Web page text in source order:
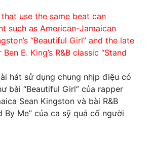
use the same beat can
such as American-Jamaican
“Beautiful Girl” and the late
E. King’s R&B classic “Stand
hát sử dụng chung nhịp điệu có
bài “Beautiful Girl” của rapper
Sean Kingston và bài R&B
By Me” của ca sỹ quá cố người